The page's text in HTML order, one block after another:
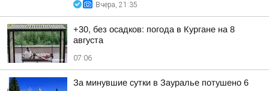
Вчера, 21:35
+30, без осадков: погода в Кургане на 8
августа
07:06
За минувшие сутки в Зауралье потушено 6